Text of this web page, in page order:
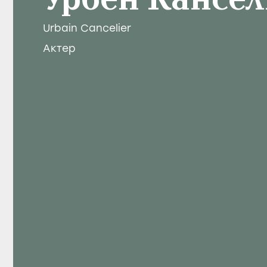
Urbain Cancelier
Актер